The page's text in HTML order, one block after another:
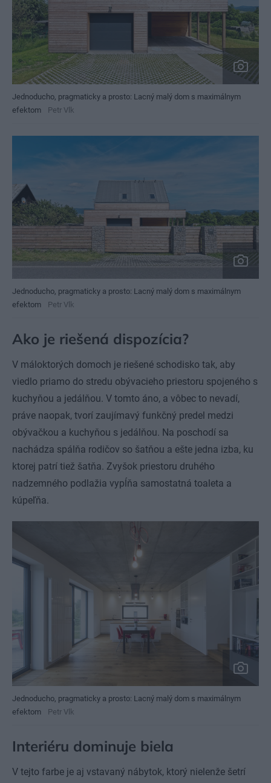
Jednoducho, pragmaticky a prosto: Lacný malý dom s maximálnym
efektom
Petr Vlk
Jednoducho, pragmaticky a prosto: Lacný malý dom s maximálnym
efektom
Petr Vlk
Ako je riešená dispozícia?
V máloktorých domoch je riešené schodisko tak, aby
viedlo priamo do stredu obývacieho priestoru spojeného s
kuchyňou a jedálňou. V tomto áno, a vôbec to nevadí,
práve naopak, tvorí zaujímavý funkčný predel medzi
obývačkou a kuchyňou s jedálňou. Na poschodí sa
nachádza spálňa rodičov so šatňou a ešte jedna izba, ku
ktorej patrí tiež šatňa. Zvyšok priestoru druhého
nadzemného podlažia vypĺňa samostatná toaleta a
kúpeľňa.
Jednoducho, pragmaticky a prosto: Lacný malý dom s maximálnym
efektom
Petr Vlk
Interiéru dominuje biela
V tejto farbe je aj vstavaný nábytok, ktorý nielenže šetrí